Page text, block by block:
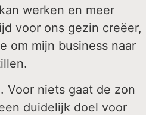
werken en meer
voor ons gezin creëer,
om mijn business naar
Voor niets gaat de zon
duidelijk doel voor